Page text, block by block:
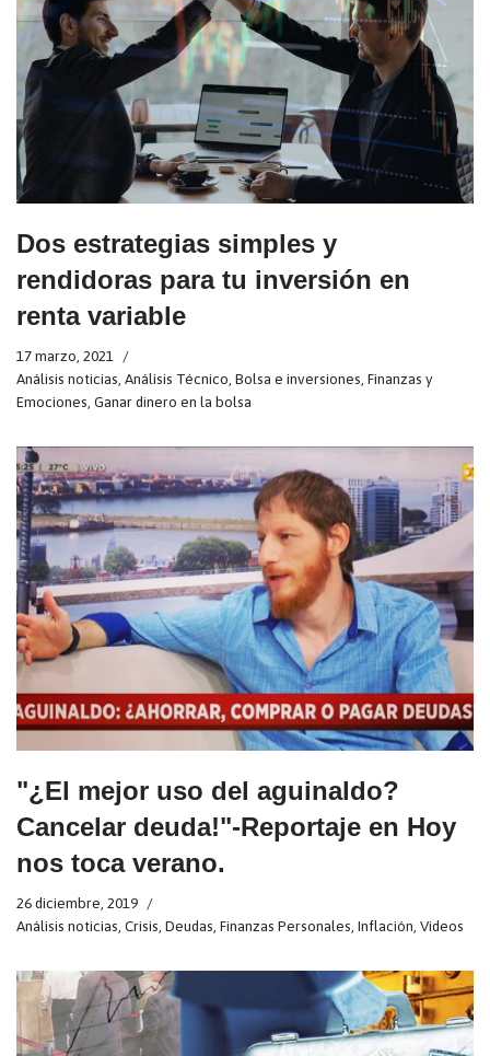
Dos estrategias simples y
rendidoras para tu inversión en
renta variable
17 marzo, 2021
Análisis noticias Análisis Técnico Bolsa e inversiones Finanzas y
Emociones Ganar dinero en la bolsa
"¿El mejor uso del aguinaldo?
Cancelar deuda!"-Reportaje en Hoy
nos toca verano.
26 diciembre, 2019
Análisis noticias, Crisis, Deudas, Finanzas Personales, Inflación, Videos